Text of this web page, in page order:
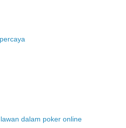
dalam poker online